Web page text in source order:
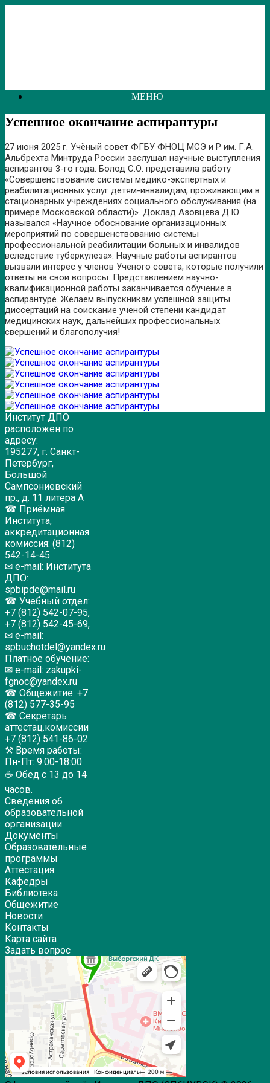
МЕНЮ
Успешное окончание аспирантуры
27 июня 2025 г. Учёный совет ФГБУ ФНОЦ МСЭ и Р им. Г.А.
Альбрехта Минтруда России заслушал научные выступления
аспирантов 3-го года. Болод С.О. представила работу
«Совершенствование системы медико-экспертных и
реабилитационных услуг детям-инвалидам, проживающим в
стационарных учреждениях социального обслуживания (на
примере Московской области)». Доклад Азовцева Д.Ю.
назывался «Научное обоснование организационных
мероприятий по совершенствованию системы
профессиональной реабилитации больных и инвалидов
вследствие туберкулеза». Научные работы аспирантов
вызвали интерес у членов Ученого совета, которые получили
ответы на свои вопросы. Представлением научно-
квалификационной работы заканчивается обучение в
аспирантуре. Желаем выпускникам успешной защиты
диссертаций на соискание ученой степени кандидат
медицинских наук, дальнейших профессиональных
свершений и благополучия!
Институт ДПО
расположен по
адресу:
195277, г. Санкт-
Петербург,
Большой
Сампсониевский
пр., д. 11 литера А
☎ Приёмная
Института,
аккредитационная
комиссия: (812)
542-14-45
✉ e-mail: Института
ДПО:
spbipde@mail.ru
☎ Учебный отдел:
+7 (812) 542-07-95,
+7 (812) 542-45-69,
✉ e-mail:
spbuchotdel@yandex.ru
Платное обучение:
✉ e-mail: zakupki-
fgnoc@yandex.ru
☎ Общежитие: +7
(812) 577-35-95
☎ Секретарь
аттестац.комиссии
+7 (812) 541-86-02
⚒ Время работы:
Пн-Пт: 9:00-18:00
☕ Обед с 13 до 14
часов.
Сведения об
образовательной
организации
Документы
Образовательные
программы
Аттестация
Кафедры
Библиотека
Общежитие
Новости
Контакты
Карта сайта
Задать вопрос